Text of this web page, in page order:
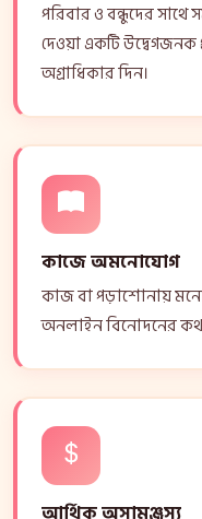
পরিবার ও বন্ধুদের
দেওয়া একটি
অগ্রাধিকার দিন।
কাজে অমনোযোগ
কাজ বা পড়াশোনায়
অনলাইন বিনোদনের
আর্থিক অসামঞ্জস্য